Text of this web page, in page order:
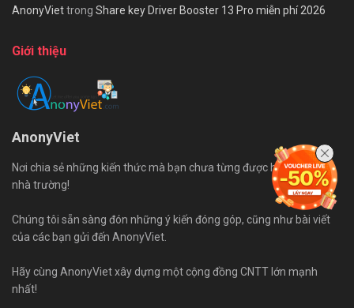
AnonyViettrong Share key Driver Booster 13 Pro miễn phí 2026
Giới thiệu
AnonyViet
Nơi chia sẻ những kiến thức mà bạn chưa từng được học trên ghế
nhà trường!
Chúng tôi sẵn sàng đón những ý kiến đóng góp, cũng như bài viết
của các bạn gửi đến AnonyViet.
Hãy cùng AnonyViet xây dựng một cộng đồng CNTT lớn mạnh
nhất!